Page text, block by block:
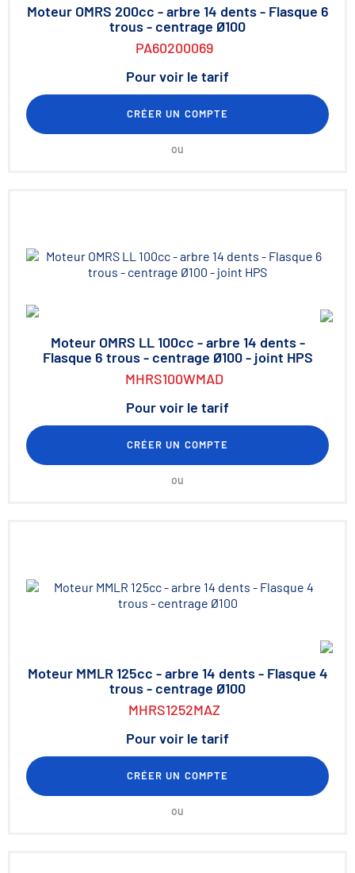
Moteur OMRS 200cc - arbre 14 dents - Flasque 6
trous - centrage Ø100
PA60200069
Pour voir le tarif
CRÉER UN COMPTE
ou
Moteur OMRS LL 100cc - arbre 14 dents -
Flasque 6 trous - centrage Ø100 - joint HPS
MHRS100WMAD
Pour voir le tarif
CRÉER UN COMPTE
ou
Moteur MMLR 125cc - arbre 14 dents - Flasque 4
trous - centrage Ø100
MHRS1252MAZ
Pour voir le tarif
CRÉER UN COMPTE
ou